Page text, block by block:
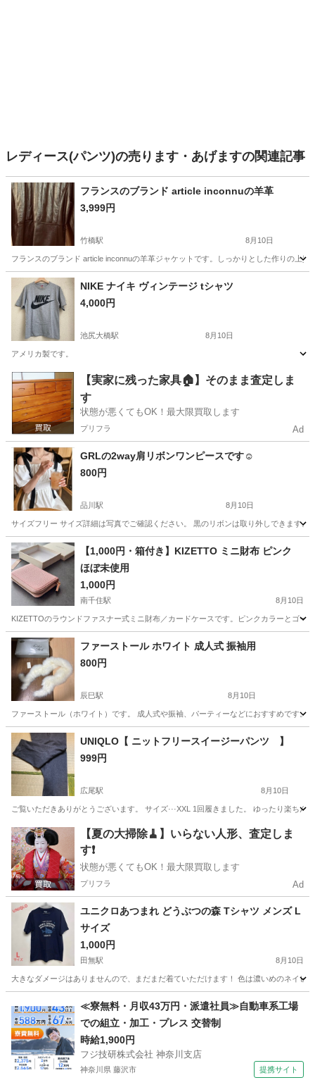
レディース(パンツ)の売ります・あげますの関連記事
フランスのブランド article inconnuの羊革
3,999円
竹橋駅 8月10日
フランスのブランド article inconnuの羊革ジャケットです。しっかりとした作りの上
東京 千代田区 竹橋駅 服/ファッション
NIKE ナイキ ヴィンテージ tシャツ
4,000円
池尻大橋駅 8月10日
アメリカ製です。
東京 世田谷区 池尻大橋駅 服/ファッション
【実家に残った家具🏠】そのまま査定しま
す
状態が悪くてもOK！最大限買取します
プリフラ Ad
GRLの2way肩リボンワンピースです☺️
800円
品川駅 8月10日
サイズフリー サイズ詳細は写真でご確認ください。 黒のリボンは取り外しできます
東京 港区 品川駅 ワンピース
【1,000円・箱付き】KIZETTO ミニ財布 ピンク
ほぼ未使用
1,000円
南千住駅 8月10日
KIZETTOのラウンドファスナー式ミニ財布／カードケースです。ピンクカラーとゴ
東京 荒川区
ファーストール ホワイト 成人式 振袖用
800円
辰巳駅 8月10日
ファーストール（ホワイト）です。 成人式や振袖、パーティーなどにおすすめです
東京 江東区 振袖
UNIQLO【 ニットフリースイージーパンツ 】
999円
広尾駅 8月10日
ご覧いただきありがとうございます。 サイズ···XXL 1回履きました。 ゆったり楽
東京 渋谷区 広尾駅 パンツ UNIQLO
【夏の大掃除🧹】いらない人形、査定しま
す❗️
状態が悪くてもOK！最大限買取します
プリフラ Ad
ユニクロあつまれ どうぶつの森 Tシャツ メンズ L
サイズ
1,000円
田無駅 8月10日
大きなダメージはありませんので、まだまだ着ていただけます！ 色は濃いめのネイ
田無駅 服/ファッション
≪寮無料・月収43万円・派遣社員≫自動車系工場
での組立・加工・プレス 交替制
時給1,900円
フジ技研株式会社 神奈川支店
神奈川県 藤沢市 提携サイト